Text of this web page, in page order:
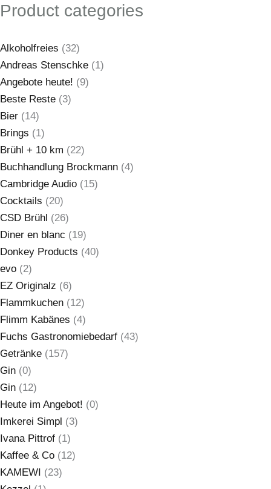
Product categories
Alkoholfreies (32)
Andreas Stenschke (1)
Angebote heute! (9)
Beste Reste (3)
Bier (14)
Brings (1)
Brühl + 10 km (22)
Buchhandlung Brockmann (4)
Cambridge Audio (15)
Cocktails (20)
CSD Brühl (26)
Diner en blanc (19)
Donkey Products (40)
evo (2)
EZ Originalz (6)
Flammkuchen (12)
Flimm Kabänes (4)
Fuchs Gastronomiebedarf (43)
Getränke (157)
Gin (0)
Gin (12)
Heute im Angebot! (0)
Imkerei Simpl (3)
Ivana Pittrof (1)
Kaffee & Co (12)
KAMEWI (23)